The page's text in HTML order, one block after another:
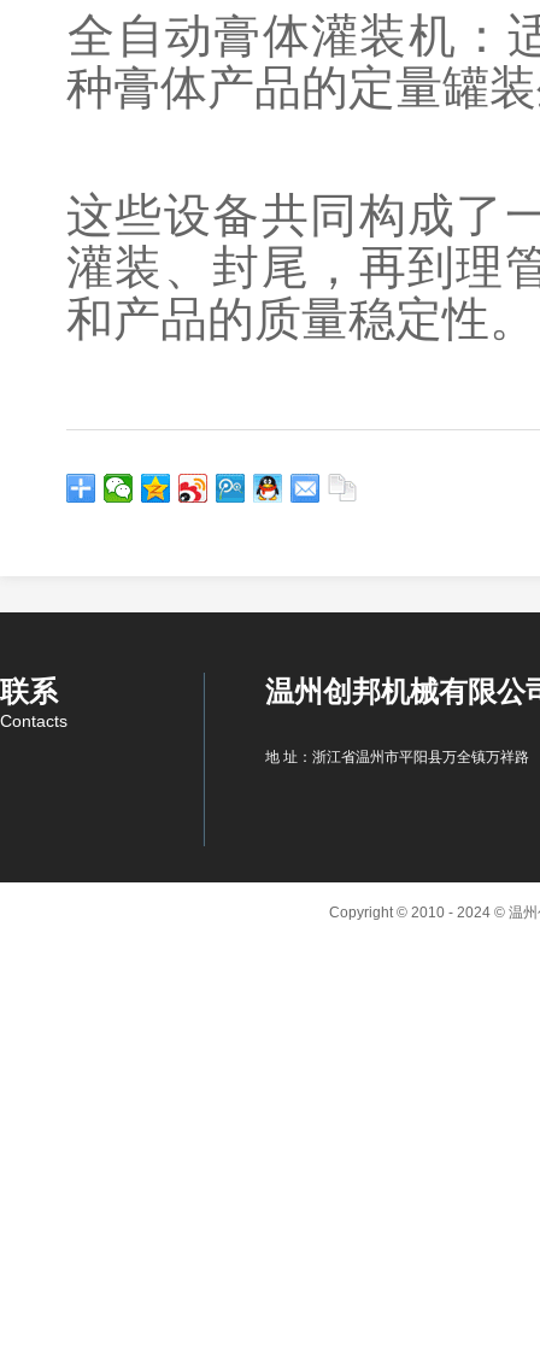
全自动膏体灌装机‌：
种膏体产品的定量罐
这些设备共同构成了
灌装、封尾，再到理
和产品的质量稳定性‌。
联系
Contacts
温州创邦机械有限公
地 址：浙江省温州市平阳县万全镇万祥路
Copyright © 2010 - 2024 © 温